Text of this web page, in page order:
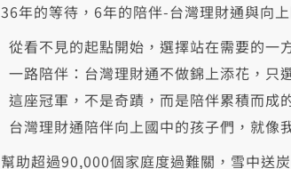
36年的等待，6年的陪伴-台灣理財通與向
從看不見的起點開始，選擇站在需要的一
一路陪伴：台灣理財通不做錦上添花，只
這座冠軍，不是奇蹟，而是陪伴累積而成
台灣理財通陪伴向上國中的孩子們，就
幫助超過90,000個家庭度過難關，雪中送